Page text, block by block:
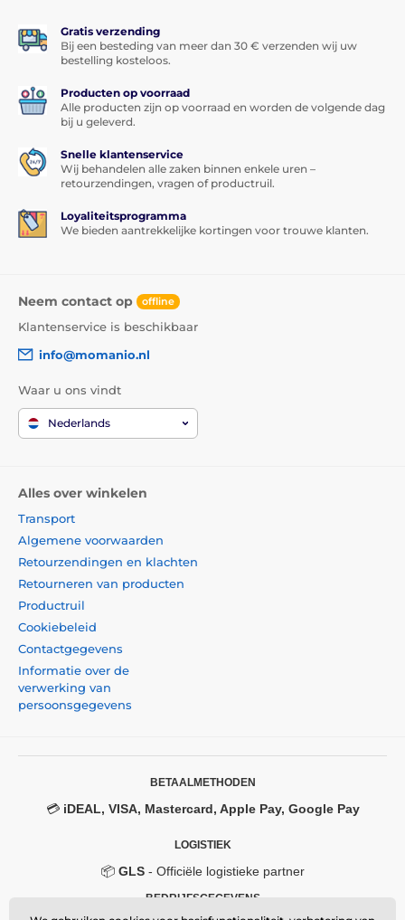
Gratis verzending
Bij een besteding van meer dan 30 € verzenden wij uw
bestelling kosteloos.
Producten op voorraad
Alle producten zijn op voorraad en worden de volgende dag
bij u geleverd.
Snelle klantenservice
Wij behandelen alle zaken binnen enkele uren –
retourzendingen, vragen of productruil.
Loyaliteitsprogramma
We bieden aantrekkelijke kortingen voor trouwe klanten.
Neem contact op offline
Klantenservice is beschikbaar
info@momanio.nl
Waar u ons vindt
Nederlands
Alles over winkelen
Transport
Algemene voorwaarden
Retourzendingen en klachten
Retourneren van producten
Productruil
Cookiebeleid
Contactgegevens
Informatie over de
verwerking van
persoonsgegevens
BETAALMETHODEN
💳 iDEAL, VISA, Mastercard, Apple Pay, Google Pay
LOGISTIEK
📦 GLS- Officiële logistieke partner
BEDRIJFSGEGEVENS